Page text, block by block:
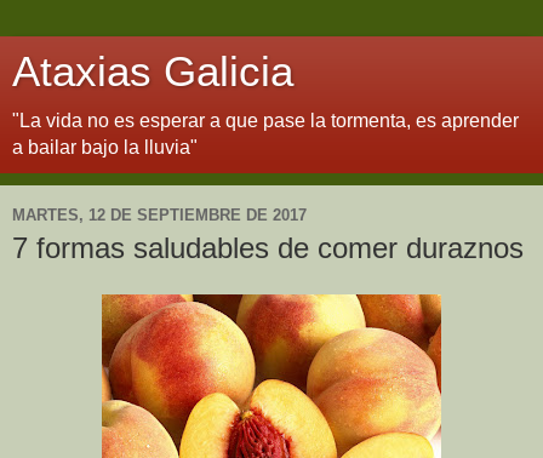
Ataxias Galicia
"La vida no es esperar a que pase la tormenta, es aprender
a bailar bajo la lluvia"
MARTES, 12 DE SEPTIEMBRE DE 2017
7 formas saludables de comer duraznos